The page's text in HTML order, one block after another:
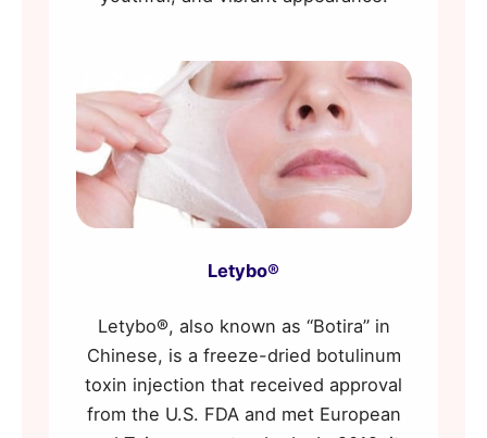
Letybo®
Letybo®, also known as “Botira” in
Chinese, is a freeze-dried botulinum
toxin injection that received approval
from the U.S. FDA and met European